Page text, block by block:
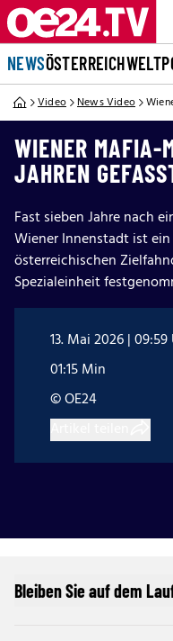
NEWSÖSTERREICHWELT
Video News Video
WIENER MAFIA-
JAHREN
Fast sieben Jahre nach
Wiener Innenstadt ist
österreichischen
Spezialeinheit
13. Mai 2026 | 09:59
01:15 Min
© OE24
Bleiben Sie auf dem